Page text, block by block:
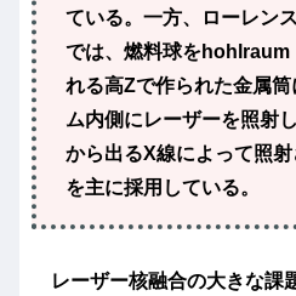
ている。一方、ローレン
では、燃料球をhohlraum
れる高Zで作られた金属
ム内側にレーザーを照射
から出るX線によって照射
を主に採用している。
レーザー核融合の大きな課